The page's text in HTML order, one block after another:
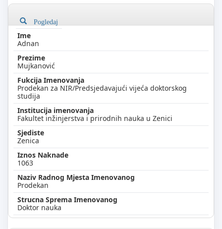
Pogledaj
Adnan
Mujkanović
Prodekan za NIR/Predsjedavajući vijeća doktorskog
studija
Fakultet inžinjerstva i prirodnih nauka u Zenici
Zenica
1063
Prodekan
Doktor nauka